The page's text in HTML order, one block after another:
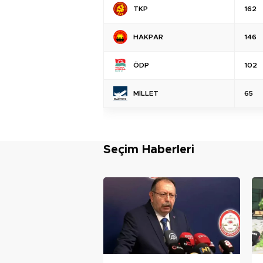
TKP 162
HAKPAR 146
ÖDP 102
MİLLET 65
Seçim Haberleri